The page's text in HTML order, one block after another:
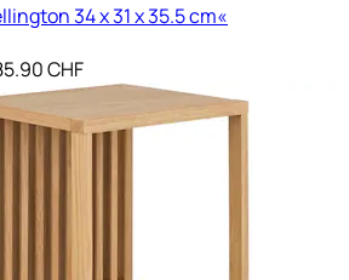
34 x 31 x 35.5 cm«
CHF